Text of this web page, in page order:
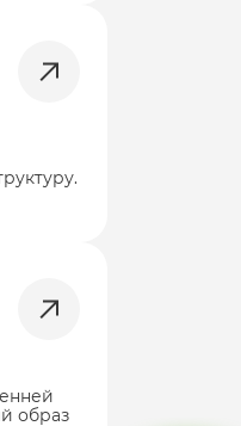
образ